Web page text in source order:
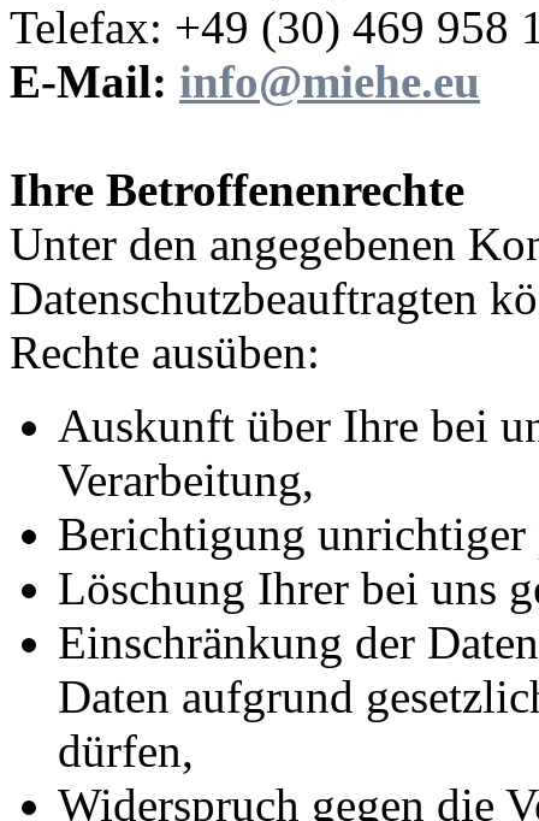
Telefax: +49 (30) 469 958
E-Mail: info@miehe.eu
Ihre Betroffenenrechte
Unter den angegebenen
Datenschutzbeauftragten
Rechte ausüben:
Auskunft über Ihre bei
Verarbeitung,
Berichtigung unrichtiger
Löschung Ihrer bei uns
Einschränkung der
Daten aufgrund
dürfen,
Widerspruch gegen die